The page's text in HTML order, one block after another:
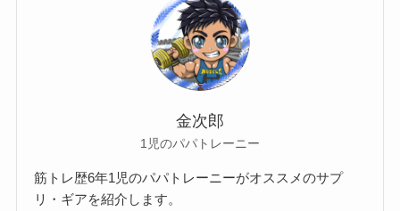
金次郎
1児のパパトレーニー
筋トレ歴6年1児のパパトレーニーがオススメのサプ
リ・ギアを紹介します。